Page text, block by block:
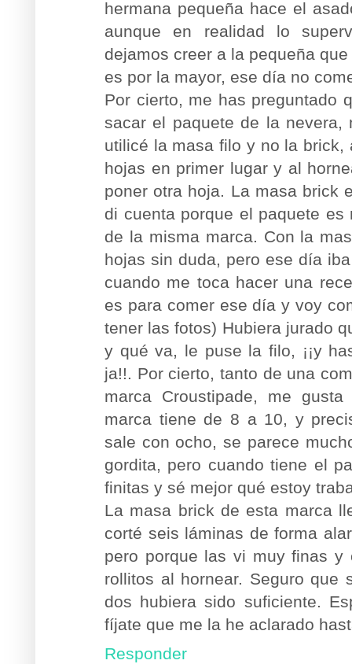
hermana pequeña hace el
aunque en realidad lo
dejamos creer a la pequeña
es por la mayor, ese día no
Por cierto, me has preguntado
sacar el paquete de la
utilicé la masa filo y no la
hojas en primer lugar y al
poner otra hoja. La masa brick
di cuenta porque el paquete
de la misma marca. Con la
hojas sin duda, pero ese día
cuando me toca hacer una
es para comer ese día y voy
tener las fotos) Hubiera jurado
y qué va, le puse la filo, ¡¡y
ja!!. Por cierto, tanto de una
marca Croustipade, me
marca tiene de 8 a 10, y
sale con ocho, se parece
gordita, pero cuando tiene el
finitas y sé mejor qué estoy
La masa brick de esta marca
corté seis láminas de forma
pero porque las vi muy finas
rollitos al hornear. Seguro que
dos hubiera sido suficiente.
fíjate que me la he aclarado
Responder